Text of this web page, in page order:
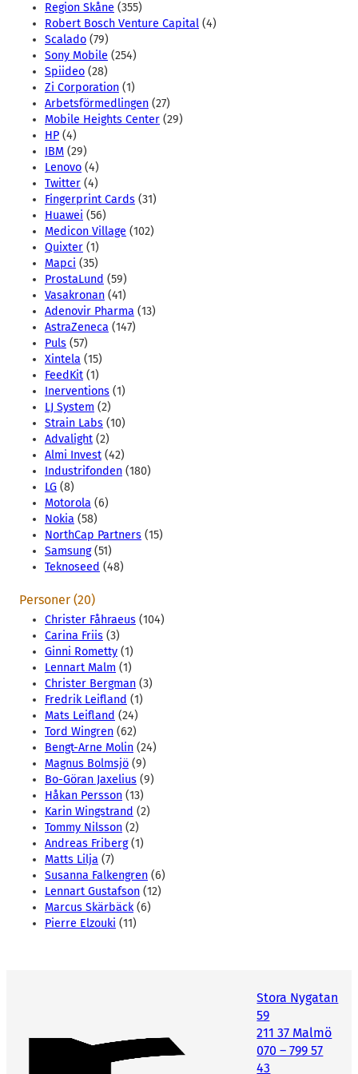
Region Skåne (355)
Robert Bosch Venture Capital (4)
Scalado (79)
Sony Mobile (254)
Spiideo (28)
Zi Corporation (1)
Arbetsförmedlingen (27)
Mobile Heights Center (29)
HP (4)
IBM (29)
Lenovo (4)
Twitter (4)
Fingerprint Cards (31)
Huawei (56)
Medicon Village (102)
Quixter (1)
Mapci (35)
ProstaLund (59)
Vasakronan (41)
Adenovir Pharma (13)
AstraZeneca (147)
Puls (57)
Xintela (15)
FeedKit (1)
Inerventions (1)
LJ System (2)
Strain Labs (10)
Advalight (2)
Almi Invest (42)
Industrifonden (180)
LG (8)
Motorola (6)
Nokia (58)
NorthCap Partners (15)
Samsung(51)
Teknoseed (48)
Personer (20)
Christer Fåhraeus (104)
Carina Friis (3)
Ginni Rometty (1)
Lennart Malm (1)
Christer Bergman (3)
Fredrik Leifland (1)
Mats Leifland (24)
Tord Wingren (62)
Bengt-Arne Molin (24)
Magnus Bolmsjö (9)
Bo-Göran Jaxelius (9)
Håkan Persson (13)
Karin Wingstrand (2)
Tommy Nilsson (2)
Andreas Friberg(1)
Matts Lilja (7)
Susanna Falkengren (6)
Lennart Gustafson (12)
Marcus Skärbäck(6)
Pierre Elzouki (11)
Stora Nygatan
59
211 37 Malmö
070 – 799 57
43